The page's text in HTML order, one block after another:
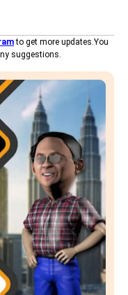
to get more updates.You
suggestions.